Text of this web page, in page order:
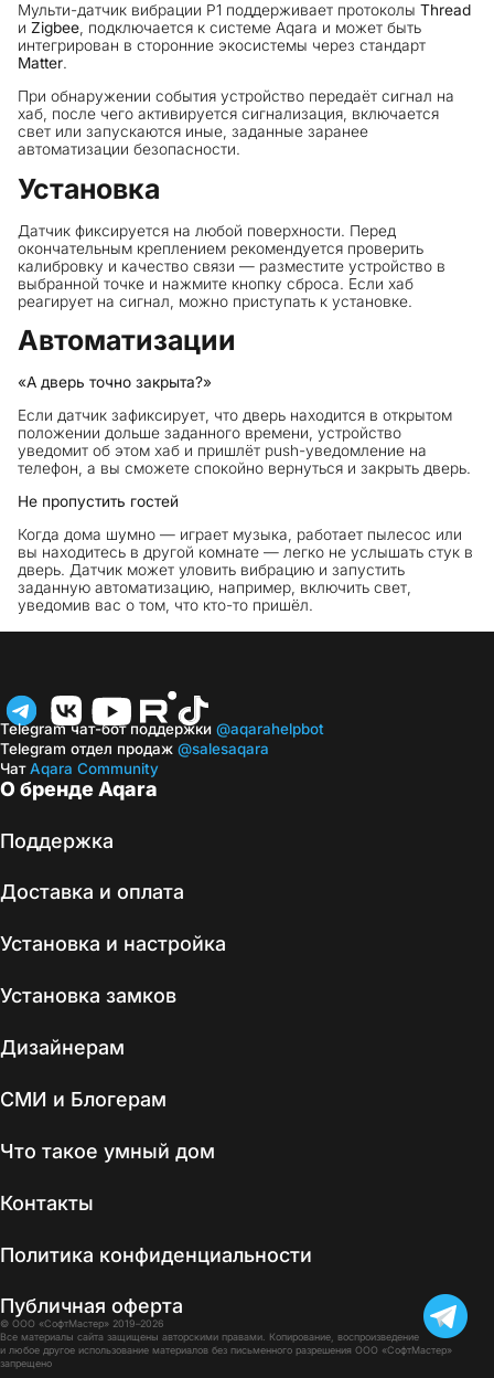
Мульти-датчик вибрации P1 поддерживает протоколыThread
иZigbee, подключается к системе Aqara и может быть
интегрирован в сторонние экосистемы через стандарт
Matter.
При обнаружении события устройство передаёт сигнал на
хаб, после чего активируется сигнализация, включается
свет или запускаются иные, заданные заранее
автоматизации безопасности.
Установка
Датчик фиксируется на любой поверхности. Перед
окончательным креплением рекомендуется проверить
калибровку и качество связи — разместите устройство в
выбранной точке и нажмите кнопку сброса. Если хаб
реагирует на сигнал, можно приступать к установке.
Автоматизации
«А дверь точно закрыта?»
Если датчик зафиксирует, что дверь находится в открытом
положении дольше заданного времени, устройство
уведомит об этом хаб и пришлёт push-уведомление на
телефон, а вы сможете спокойно вернуться и закрыть дверь.
Не пропустить гостей
Когда дома шумно — играет музыка, работает пылесос или
вы находитесь в другой комнате — легко не услышать стук в
дверь. Датчик может уловить вибрацию и запустить
заданную автоматизацию, например, включить свет,
уведомив вас о том, что кто-то пришёл.
О бренде Aqara
Поддержка
Доставка и оплата
Установка и настройка
Установка замков
Дизайнерам
СМИ и Блогерам
Что такое умный дом
Контакты
Политика конфиденциальности
Публичная оферта
© ООО «СофтМастер» 2019–2026
Все материалы сайта защищены авторскими правами. Копирование, воспроизведение
и любое другое использование материалов без письменного разрешения ООО «СофтМастер»
запрещено
Telegram чат-бот поддержки @aqarahelpbot
Telegram отдел продаж @salesaqara
ЧатAqara Community